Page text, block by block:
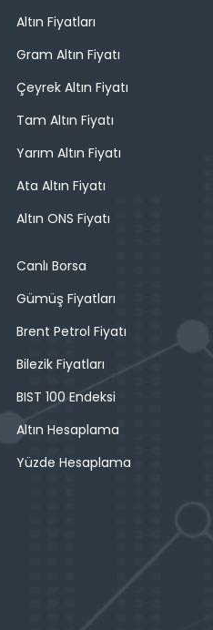
Altın Fiyatları
Gram Altın Fiyatı
Çeyrek Altın Fiyatı
Tam Altın Fiyatı
Yarım Altın Fiyatı
Ata Altın Fiyatı
Altın ONS Fiyatı
Canlı Borsa
Gümüş Fiyatları
Brent Petrol Fiyatı
Bilezik Fiyatları
BIST 100 Endeksi
Altın Hesaplama
Yüzde Hesaplama